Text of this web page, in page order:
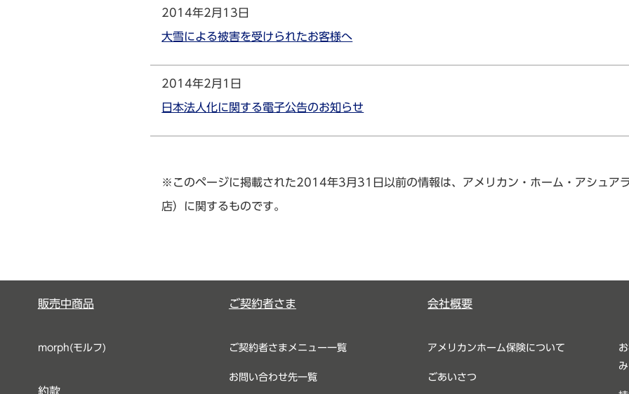
2014年2月13日
大雪による被害を受けられたお客様へ
2014年2月1日
日本法人化に関する電子公告のお知らせ
※このページに掲載された2014年3月31日以前の情報は、アメリカン・ホーム・アシュア
店）に関するものです。
販売中商品
morph(モルフ)
約款
ご契約者さま
ご契約者さまメニュー一覧
お問い合わせ先一覧
会社概要
アメリカンホーム保険について
ごあいさつ
み